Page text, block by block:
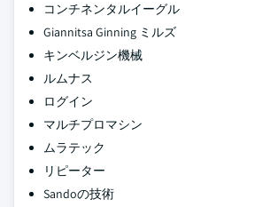
コンチネンタルイーグル
Giannitsa Ginning ミルズ
キンベルジン機械
ルムナス
ログイン
マルチプロマシン
ムラテック
リピーター
Sandoの技術